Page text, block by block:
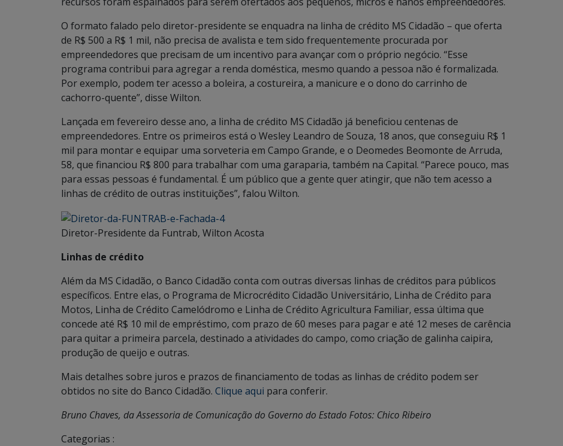
O formato falado pelo diretor-presidente se enquadra na linha de crédito MS Cidadão – que oferta
de R$ 500 a R$ 1 mil, não precisa de avalista e tem sido frequentemente procurada por
empreendedores que precisam de um incentivo para avançar com o próprio negócio. “Esse
programa contribui para agregar a renda doméstica, mesmo quando a pessoa não é formalizada.
Por exemplo, podem ter acesso a boleira, a costureira, a manicure e o dono do carrinho de
cachorro-quente”, disse Wilton.
Lançada em fevereiro desse ano, a linha de crédito MS Cidadão já beneficiou centenas de
empreendedores. Entre os primeiros está o Wesley Leandro de Souza, 18 anos, que conseguiu R$ 1
mil para montar e equipar uma sorveteria em Campo Grande, e o Deomedes Beomonte de Arruda,
58, que financiou R$ 800 para trabalhar com uma garaparia, também na Capital. “Parece pouco, mas
para essas pessoas é fundamental. É um público que a gente quer atingir, que não tem acesso a
linhas de crédito de outras instituições”, falou Wilton.
Diretor-Presidente da Funtrab, Wilton Acosta
Linhas de crédito
Além da MS Cidadão, o Banco Cidadão conta com outras diversas linhas de créditos para públicos
específicos. Entre elas, o Programa de Microcrédito Cidadão Universitário, Linha de Crédito para
Motos, Linha de Crédito Camelódromo e Linha de Crédito Agricultura Familiar, essa última que
concede até R$ 10 mil de empréstimo, com prazo de 60 meses para pagar e até 12 meses de carência
para quitar a primeira parcela, destinado a atividades do campo, como criação de galinha caipira,
produção de queijo e outras.
Mais detalhes sobre juros e prazos de financiamento de todas as linhas de crédito podem ser
obtidos no site do Banco Cidadão. Clique aqui para conferir.
Bruno Chaves, da Assessoria de Comunicação do Governo do EstadoFotos: Chico Ribeiro
Categorias :